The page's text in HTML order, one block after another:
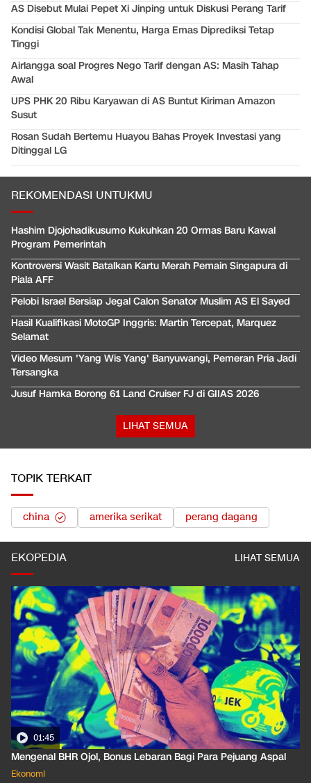
AS Disebut Mulai Pepet Xi Jinping untuk Diskusi Perang Tarif
Kondisi Global Tak Menentu, Harga Emas Diprediksi Tetap
Tinggi
Airlangga soal Progres Nego Tarif dengan AS: Masih Tahap
Awal
UPS PHK 20 Ribu Karyawan di AS Buntut Kiriman Amazon
Susut
Rosan Sudah Bertemu Huayou Bahas Proyek Investasi yang
Ditinggal LG
REKOMENDASI UNTUKMU
Hashim Djojohadikusumo Kukuhkan 20 Ormas Baru Kawal
Program Pemerintah
Kontroversi Wasit Batalkan Kartu Merah Pemain Singapura di
Piala AFF
Pelobi Israel Bersiap Jegal Calon Senator Muslim AS El Sayed
Hasil Kualifikasi MotoGP Inggris: Martin Tercepat, Marquez
Selamat
Video Mesum 'Yang Wis Yang' Banyuwangi, Pemeran Pria Jadi
Tersangka
Jusuf Hamka Borong 61 Land Cruiser FJ di GIIAS 2026
LIHAT SEMUA
TOPIK TERKAIT
china amerika serikat perang dagang
EKOPEDIA LIHAT SEMUA
01:45
Mengenal BHR Ojol, Bonus Lebaran Bagi Para Pejuang Aspal
Ekonomi